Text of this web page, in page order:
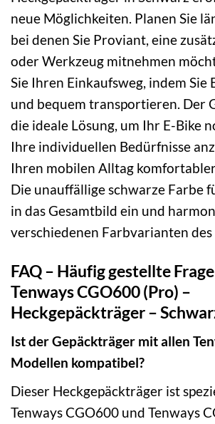
neue Möglichkeiten. Planen Sie
bei denen Sie Proviant, eine
oder Werkzeug mitnehmen
Sie Ihren Einkaufsweg, indem Sie
und bequem transportieren. Der
die ideale Lösung, um Ihr E-Bike
Ihre individuellen Bedürfnisse
Ihren mobilen Alltag
Die unauffällige schwarze Farbe
in das Gesamtbild ein und
verschiedenen Farbvarianten des
FAQ – Häufig gestellte
Tenways CGO600 (Pro) –
Heckgepäckträger –
Ist der Gepäckträger mit allen
Modellen kompatibel?
Dieser Heckgepäckträger ist
Tenways CGO600 und Tenways